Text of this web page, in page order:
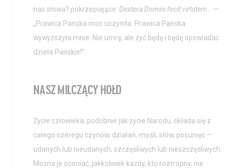
nas słowa? pokrzepiające: Dextera Domini fecit virtutem…
—
„Prawica Pańska moc uczyniła. Prawica Pańska
wywyższyła mnie. Nie umrę, ale żyć będę i będę opowiadać
dzieła Pańskie!”.
NASZ MILCZĄCY HOŁD
Życie człowieka, podobnie jak życie Narodu, składa się z
całego szeregu czynów, działań, myśli, słów, posunięć —
udanych lub nieudanych, szczęśliwych lub nieszczęśliwych.
Można je oceniać, jakkolwiek każdy, kto roztropny, nie